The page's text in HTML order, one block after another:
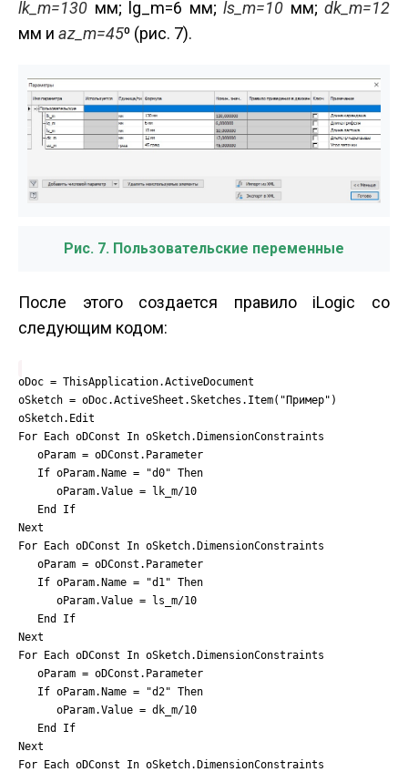
lk_ m=130 мм; lg_m=6 мм; ls_ m=10 мм; dk_ m=12
мм и az_ m=45⁰ (рис. 7).
Рис. 7. Пользовательские переменные
После этого создается правило iLogic со
следующим кодом:
oDoc = ThisApplication.ActiveDocument
oSketch = oDoc.ActiveSheet.Sketches.Item("Пример")
oSketch.Edit
For Each oDConst In oSketch.DimensionConstraints
oParam = oDConst.Parameter
If oParam.Name = "d0" Then
oParam.Value = lk_m/10
End If
Next
For Each oDConst In oSketch.DimensionConstraints
oParam = oDConst.Parameter
If oParam.Name = "d1" Then
oParam.Value = ls_m/10
End If
Next
For Each oDConst In oSketch.DimensionConstraints
oParam = oDConst.Parameter
If oParam.Name = "d2" Then
oParam.Value = dk_m/10
End If
Next
For Each oDConst In oSketch.DimensionConstraints